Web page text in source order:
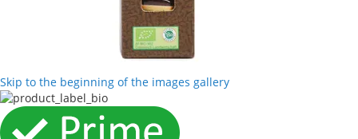
Skip to the beginning of the images gallery